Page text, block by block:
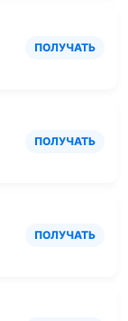
ПОЛУЧАТЬ
ПОЛУЧАТЬ
ПОЛУЧАТЬ